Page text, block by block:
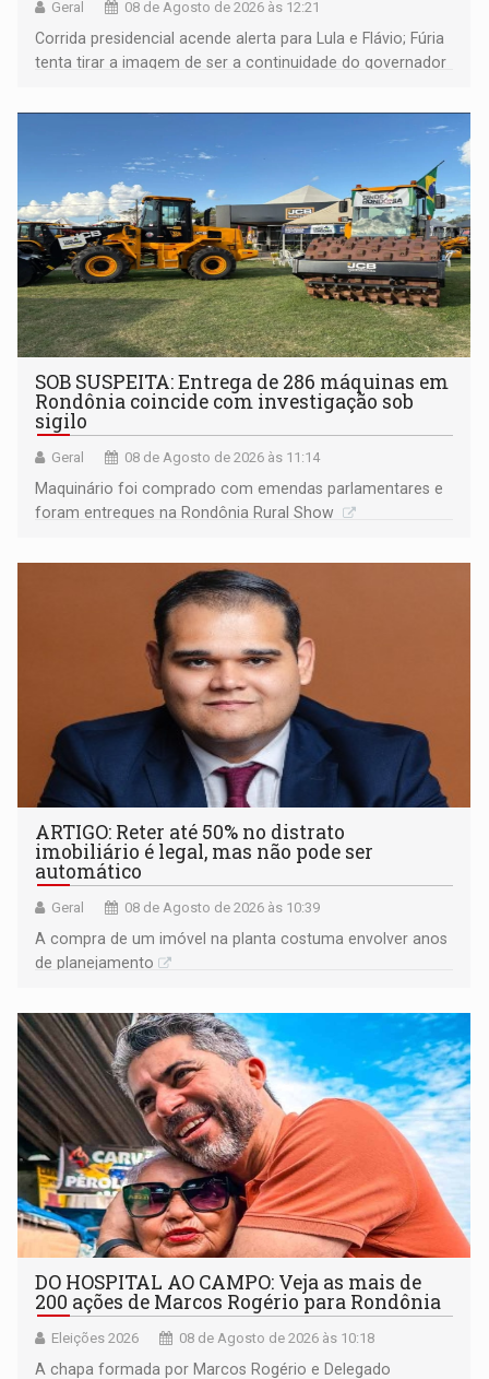
Geral 08 de Agosto de 2026 às 12:21
Corrida presidencial acende alerta para Lula e Flávio; Fúria
tenta tirar a imagem de ser a continuidade do governador
não ter entrado no modo eleição; ABAV faz evento em
SOB SUSPEITA: Entrega de 286 máquinas em
Rondônia coincide com investigação sob
sigilo
Geral 08 de Agosto de 2026 às 11:14
Maquinário foi comprado com emendas parlamentares e
foram entregues na Rondônia Rural Show
ARTIGO: Reter até 50% no distrato
imobiliário é legal, mas não pode ser
automático
Geral 08 de Agosto de 2026 às 10:39
A compra de um imóvel na planta costuma envolver anos
de planejamento
DO HOSPITAL AO CAMPO: Veja as mais de
200 ações de Marcos Rogério para Rondônia
Eleições 2026 08 de Agosto de 2026 às 10:18
A chapa formada por Marcos Rogério e Delegado